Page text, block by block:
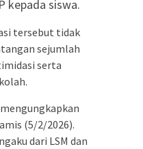
kepada siswa.
tersebut tidak
sejumlah
serta
(5/2/2026).
dari LSM dan